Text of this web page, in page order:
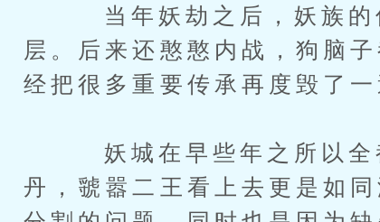
当年妖劫之后，妖族的传
层。后来还憨憨内战，狗脑
经把很多重要传承再度毁了一
妖城在早些年之所以全都
丹，虢嚣二王看上去更是如